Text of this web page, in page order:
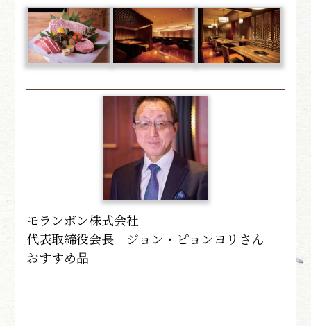
モランボン株式会社
代表取締役会長 ジョン・ピョンヨリさん
おすすめ品